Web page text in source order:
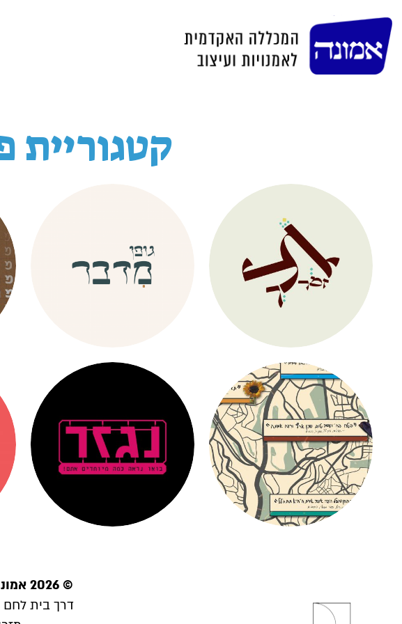
קטגוריית
© 2026 אמונה המכללה האקדמית לאמנויות ועיצוב
דרך בית לחם 104 ת.ד 10290 תלפיות, ירושלים 91102.